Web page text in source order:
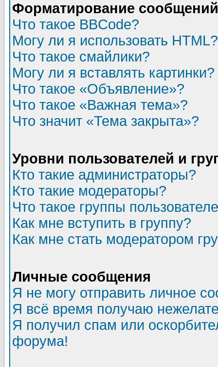
Форматирование
Что такое BBCode?
Могу ли я использовать HTML?
Что такое смайлики?
Могу ли я вставлять картинки?
Что такое «Объявление»?
Что такое «Важная тема»?
Что значит «Тема закрыта»?
Уровни пользователей и
Кто такие администраторы?
Кто такие модераторы?
Что такое группы
Как мне вступить в группу?
Как мне стать модератором
Личные сообщения
Я не могу отправить личное
Я всё время получаю
Я получил спам или
форума!